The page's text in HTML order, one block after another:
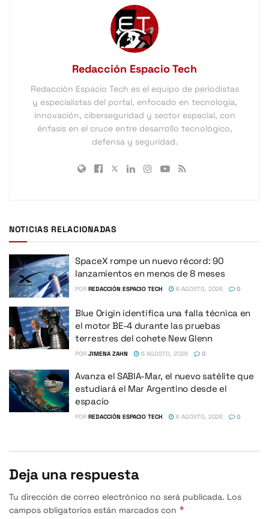
Redacción Espacio Tech
Redacción Espacio Tech es el equipo de periodistas
y especialistas del portal, enfocado en tecnología,
innovación, ciberseguridad y sector espacial, con
énfasis en el cruce entre desarrollo tecnológico,
defensa y seguridad.
NOTICIAS RELACIONADAS
SpaceX rompe un nuevo récord: 90
lanzamientos en menos de 8 meses
POR REDACCIÓN ESPACIO TECH 6 AGOSTO, 2026 0
Blue Origin identifica una falla técnica en
el motor BE-4 durante las pruebas
terrestres del cohete New Glenn
POR JIMENA ZAHN 6 AGOSTO, 2026 0
Avanza el SABIA-Mar, el nuevo satélite que
estudiará el Mar Argentino desde el
espacio
POR REDACCIÓN ESPACIO TECH 6 AGOSTO, 2026 0
Deja una respuesta
Tu dirección de correo electrónico no será publicada. Los
campos obligatorios están marcados con *